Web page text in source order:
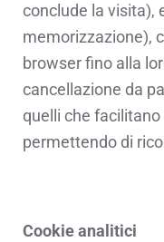
conclude la visita),
memorizzazione),
browser fino alla
cancellazione da
quelli che facilitano
permettendo di
Cookie analitici